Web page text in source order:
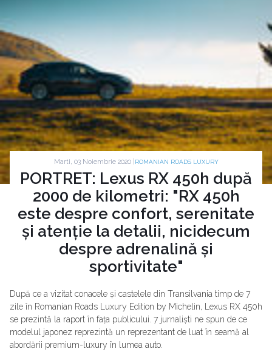
Marti, 03 Noiembrie 2020 | ROMANIAN ROADS LUXURY
PORTRET: Lexus RX 450h după
2000 de kilometri: "RX 450h
este despre confort, serenitate
și atenție la detalii, nicidecum
despre adrenalină și
sportivitate"
După ce a vizitat conacele și castelele din Transilvania timp de 7
zile în Romanian Roads Luxury Edition by Michelin, Lexus RX 450h
se prezintă la raport în fața publicului. 7 jurnaliști ne spun de ce
modelul japonez reprezintă un reprezentant de luat în seamă al
abordării premium-luxury în lumea auto.